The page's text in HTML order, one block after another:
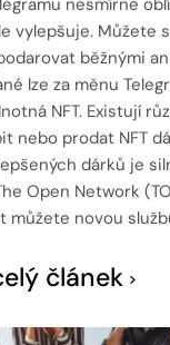
vylepšuje. Můžete
běžnými
lze za měnu
NFT. Existují
nebo prodat NFT
dárků je
Open Network
můžete novou
článek